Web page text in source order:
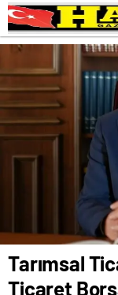
Tarımsal
Ticaret